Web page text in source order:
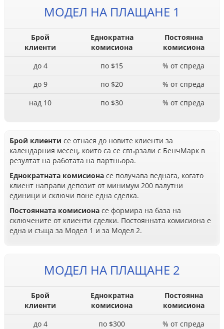
МОДЕЛ НА ПЛАЩАНЕ 1
Брой
клиенти
Еднократна
комисиона
Постоянна
комисиона
до 4
по $15
% от спреда
до 9
по $20
% от спреда
над 10
по $30 % от спреда
Брой клиенти се отнася до новите клиенти за
календарния месец, които са се свързали с БенчМарк в
резултат на работата на партньора.
Еднократната комисиона се получава веднага, когато
клиент направи депозит от минимум 200 валутни
единици и сключи поне една сделка.
Постоянната комисиона се формира на база на
сключените от клиенти сделки. Постоянната комисиона е
една и съща за Модел 1 и за Модел 2.
МОДЕЛ НА ПЛАЩАНЕ 2
Брой
клиенти
Еднократна
комисиона
Постоянна
комисиона
до 4
по $300
% от спреда